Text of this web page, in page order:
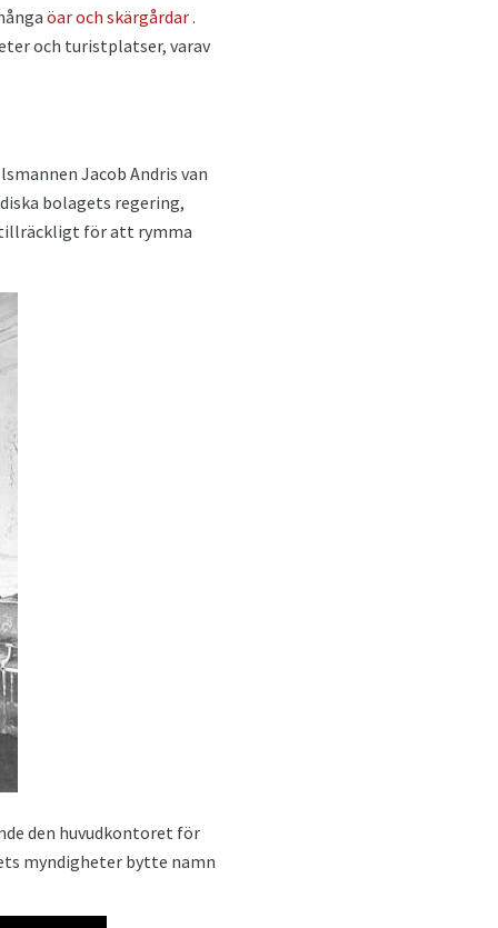
öar och skärgårdar.
och turistplatser, varav
Jacob Andris van
bolagets regering,
tillräckligt för att rymma
den huvudkontoret för
myndigheter bytte namn